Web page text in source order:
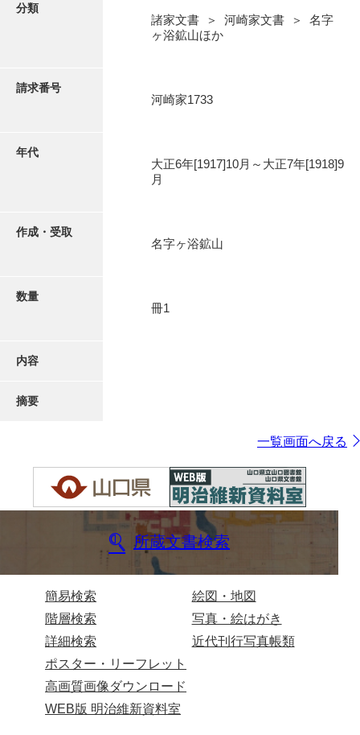
写真・絵はがき
分類
諸家文書 ＞ 河崎家文書 ＞ 名字
ヶ浴鉱山ほか
請求番号
河崎家1733
年代
大正6年[1917]10月～大正7年[1918]9
月
作成・受取
名字ヶ浴鉱山
数量
冊1
内容
摘要
一覧画面へ戻る
所蔵文書検索
簡易検索
階層検索
詳細検索
絵図・地図
写真・絵はがき
近代刊行写真帳類
ポスター・リーフレット
高画質画像ダウンロード
WEB版 明治維新資料室